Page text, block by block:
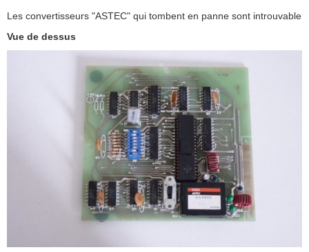
Les convertisseurs "ASTEC" qui tombent en panne sont introuvable
Vue de dessus